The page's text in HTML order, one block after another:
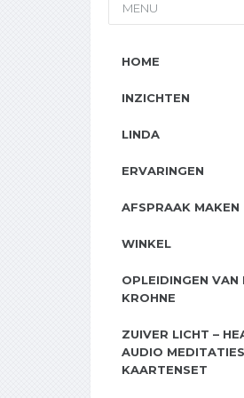
MENU
HOME
INZICHTEN
LINDA
ERVARINGEN
AFSPRAAK MAKEN
WINKEL
OPLEIDINGEN VAN
KROHNE
ZUIVER LICHT –
AUDIO
KAARTENSET